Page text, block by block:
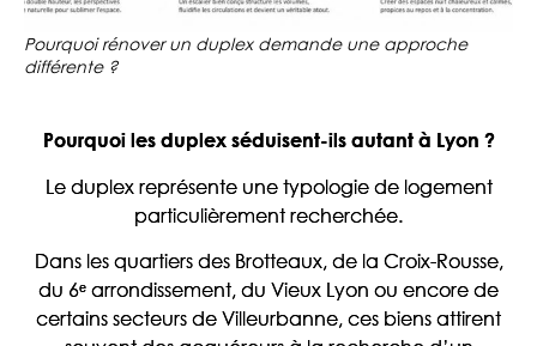
Pourquoi rénover un duplex demande une approche
différente ?
Pourquoi les duplex séduisent-ils autant à Lyon ?
Le duplex représente une typologie de logement
particulièrement recherchée.
Dans les quartiers des Brotteaux, de la Croix-Rousse,
du 6ᵉ arrondissement, du Vieux Lyon ou encore de
certains secteurs de Villeurbanne, ces biens attirent